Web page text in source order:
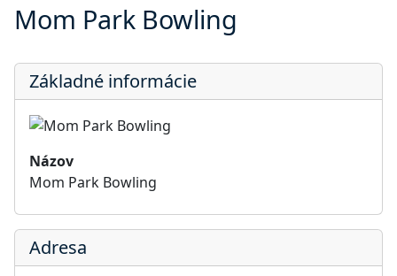
Mom Park Bowling
Základné informácie
Názov
Mom Park Bowling
Adresa